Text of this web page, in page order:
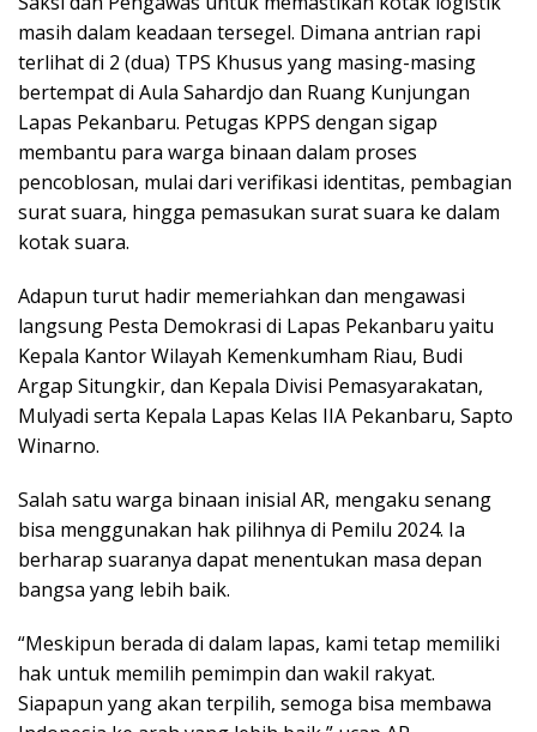
masih dalam keadaan tersegel. Dimana antrian rapi
terlihat di 2 (dua) TPS Khusus yang masing-masing
bertempat di Aula Sahardjo dan Ruang Kunjungan
Lapas Pekanbaru. Petugas KPPS dengan sigap
membantu para warga binaan dalam proses
pencoblosan, mulai dari verifikasi identitas, pembagian
surat suara, hingga pemasukan surat suara ke dalam
kotak suara.
Adapun turut hadir memeriahkan dan mengawasi
langsung Pesta Demokrasi di Lapas Pekanbaru yaitu
Kepala Kantor Wilayah Kemenkumham Riau, Budi
Argap Situngkir, dan Kepala Divisi Pemasyarakatan,
Mulyadi serta Kepala Lapas Kelas IIA Pekanbaru, Sapto
Winarno.
Salah satu warga binaan inisial AR, mengaku senang
bisa menggunakan hak pilihnya di Pemilu 2024. Ia
berharap suaranya dapat menentukan masa depan
bangsa yang lebih baik.
“Meskipun berada di dalam lapas, kami tetap memiliki
hak untuk memilih pemimpin dan wakil rakyat.
Siapapun yang akan terpilih, semoga bisa membawa